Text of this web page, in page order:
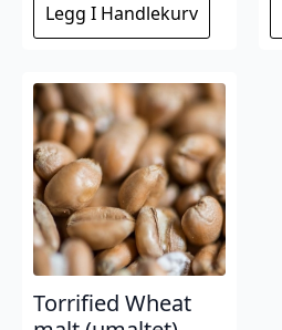
Legg I Handlekurv
Torrified Wheat